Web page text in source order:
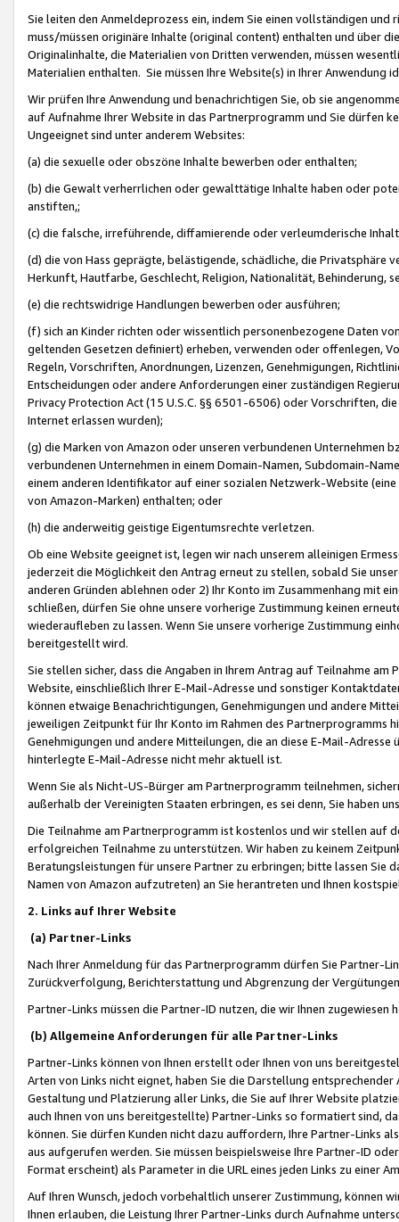
Sie leiten den Anmeldeprozess ein, indem Sie einen vollständigen
muss/müssen originäre Inhalte (original content) enthalten und über
Originalinhalte, die Materialien von Dritten verwenden, müssen
Materialien enthalten. Sie müssen Ihre Website(s) in Ihrer Anwendung
Wir prüfen Ihre Anwendung und benachrichtigen Sie, ob sie
auf Aufnahme Ihrer Website in das Partnerprogramm und Sie dürfen
Ungeeignet sind unter anderem Websites:
(a) die sexuelle oder obszöne Inhalte bewerben oder enthalten;
(b) die Gewalt verherrlichen oder gewalttätige Inhalte haben oder
anstiften,;
(c) die falsche, irreführende, diffamierende oder verleumderische
(d) die von Hass geprägte, belästigende, schädliche, die Privatsphäre
Herkunft, Hautfarbe, Geschlecht, Religion, Nationalität, Behinderung,
(e) die rechtswidrige Handlungen bewerben oder ausführen;
(f) sich an Kinder richten oder wissentlich personenbezogene Daten
geltenden Gesetzen definiert) erheben, verwenden oder offenlegen,
Regeln, Vorschriften, Anordnungen, Lizenzen, Genehmigungen,
Entscheidungen oder andere Anforderungen einer zuständigen
Privacy Protection Act (15 U.S.C. §§ 6501-6506) oder Vorschriften,
Internet erlassen wurden);
(g) die Marken von Amazon oder unseren verbundenen Unternehmen
verbundenen Unternehmen in einem Domain-Namen, Subdomain-
einem anderen Identifikator auf einer sozialen Netzwerk-Website
von Amazon-Marken) enthalten; oder
(h) die anderweitig geistige Eigentumsrechte verletzen.
Ob eine Website geeignet ist, legen wir nach unserem alleinigen
jederzeit die Möglichkeit den Antrag erneut zu stellen, sobald Sie
anderen Gründen ablehnen oder 2) Ihr Konto im Zusammenhang mit
schließen, dürfen Sie ohne unsere vorherige Zustimmung keinen
wiederaufleben zu lassen. Wenn Sie unsere vorherige Zustimmung
bereitgestellt wird.
Sie stellen sicher, dass die Angaben in Ihrem Antrag auf Teilnahme
Website, einschließlich Ihrer E-Mail-Adresse und sonstiger
können etwaige Benachrichtigungen, Genehmigungen und andere
jeweiligen Zeitpunkt für Ihr Konto im Rahmen des Partnerprogramms
Genehmigungen und andere Mitteilungen, die an diese E-Mail-
hinterlegte E-Mail-Adresse nicht mehr aktuell ist.
Wenn Sie als Nicht-US-Bürger am Partnerprogramm teilnehmen,
außerhalb der Vereinigten Staaten erbringen, es sei denn, Sie haben
Die Teilnahme am Partnerprogramm ist kostenlos und wir stellen auf
erfolgreichen Teilnahme zu unterstützen. Wir haben zu keinem
Beratungsleistungen für unsere Partner zu erbringen; bitte lassen Sie
Namen von Amazon aufzutreten) an Sie herantreten und Ihnen
2. Links auf Ihrer Website
(a) Partner-Links
Nach Ihrer Anmeldung für das Partnerprogramm dürfen Sie Partner-
Zurückverfolgung, Berichterstattung und Abgrenzung der
Partner-Links müssen die Partner-ID nutzen, die wir Ihnen zugewiesen
(b) Allgemeine Anforderungen für alle Partner-Links
Partner-Links können von Ihnen erstellt oder Ihnen von uns
Arten von Links nicht eignet, haben Sie die Darstellung
Gestaltung und Platzierung aller Links, die Sie auf Ihrer Website
auch Ihnen von uns bereitgestellte) Partner-Links so formatiert sind,
können. Sie dürfen Kunden nicht dazu auffordern, Ihre Partner-Links
aus aufgerufen werden. Sie müssen beispielsweise Ihre Partner-ID
Format erscheint) als Parameter in die URL eines jeden Links zu einer
Auf Ihren Wunsch, jedoch vorbehaltlich unserer Zustimmung, können
Ihnen erlauben, die Leistung Ihrer Partner-Links durch Aufnahme